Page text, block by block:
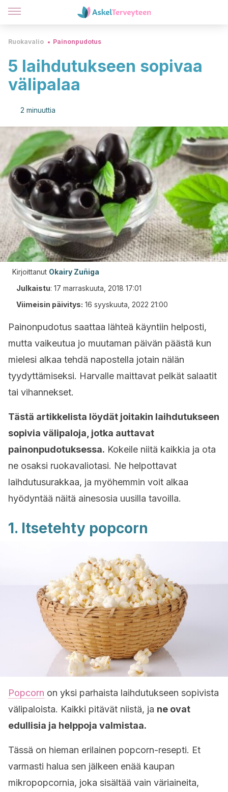
Ruokavalio Painonpudotus
5 laihdutukseen sopivaa
välipalaa
2 minuuttia
Kirjoittanut Okairy Zuñiga
Julkaistu: 17 marraskuuta, 2018 17:01
Viimeisin päivitys: 16 syyskuuta, 2022 21:00
Painonpudotus saattaa lähteä käyntiin helposti,
mutta vaikeutua jo muutaman päivän päästä kun
mielesi alkaa tehdä napostella jotain nälän
tyydyttämiseksi. Harvalle maittavat pelkät salaatit
tai vihannekset.
Tästä artikkelista löydät joitakin laihdutukseen
sopivia välipaloja, jotka auttavat
painonpudotuksessa. Kokeile niitä kaikkia ja ota
ne osaksi ruokavaliotasi. Ne helpottavat
laihdutusurakkaa, ja myöhemmin voit alkaa
hyödyntää näitä ainesosia uusilla tavoilla.
1. Itsetehty popcorn
Popcorn on yksi parhaista laihdutukseen sopivista
välipaloista. Kaikki pitävät niistä, ja ne ovat
edullisia ja helppoja valmistaa.
Tässä on hieman erilainen popcorn-resepti. Et
varmasti halua sen jälkeen enää kaupan
mikropopcornia, joka sisältää vain väriaineita,